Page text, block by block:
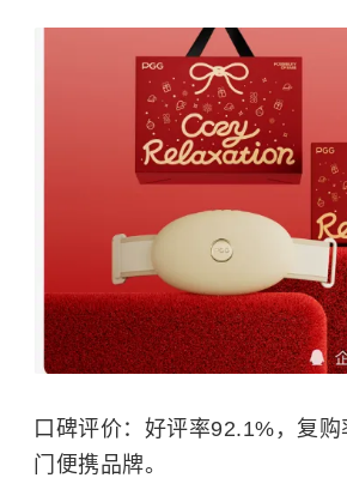
口碑评价：好评率92.1%，复
门便携品牌。